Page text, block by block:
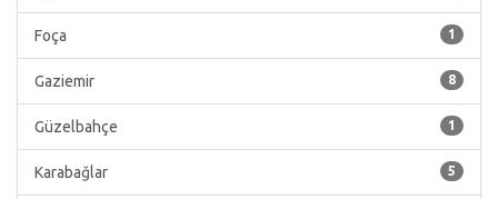
1
Foça
8
Gaziemir
1
Güzelbahçe
5
Karabağlar